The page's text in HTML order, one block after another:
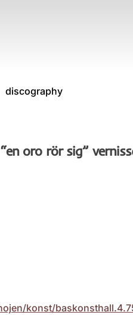
discography
oro rör sig”
konst/